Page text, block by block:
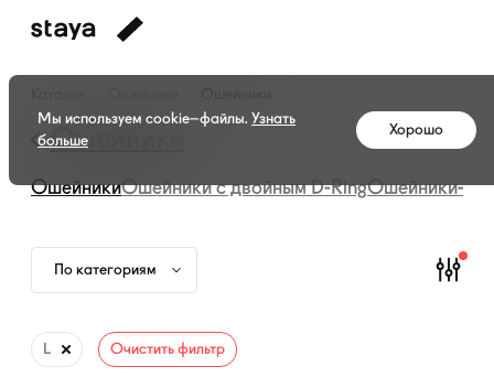
Каталог
амуниции
—
Ошейники
Ошейники
ОшейникиОшейники с двойнымD-RingОшейники-
По категориям
L Очистить фильтр
Мы используем cookie–файлы. Узнать
больше
Хорошо